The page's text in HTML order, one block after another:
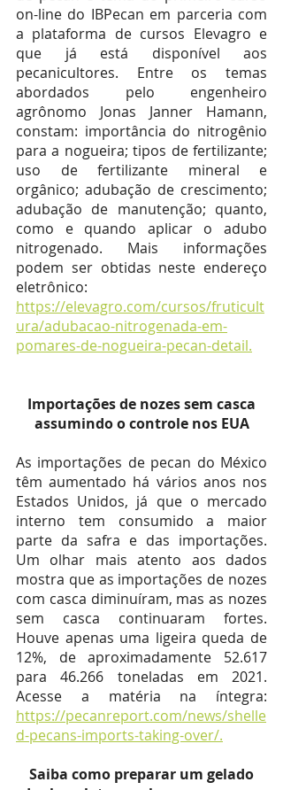
on-line do IBPecan em parceria com
a plataforma de cursos Elevagro e
que já está disponível aos
pecanicultores. Entre os temas
abordados pelo engenheiro
agrônomo Jonas Janner Hamann,
constam: importância do nitrogênio
para a nogueira; tipos de fertilizante;
uso de fertilizante mineral e
orgânico; adubação de crescimento;
adubação de manutenção; quanto,
como e quando aplicar o adubo
nitrogenado. Mais informações
podem ser obtidas neste endereço
https://elevagro.com/cursos/fruticult
ura/adubacao-nitrogenada-em-
pomares-de-nogueira-pecan-detail.
assumindo o controle nos EUA
As importações de pecan do México
têm aumentado há vários anos nos
Estados Unidos, já que o mercado
interno tem consumido a maior
parte da safra e das importações.
Um olhar mais atento aos dados
mostra que as importações de nozes
com casca diminuíram, mas as nozes
sem casca continuaram fortes.
Houve apenas uma ligeira queda de
12%, de aproximadamente 52.617
para 46.266 toneladas em 2021.
https://pecanreport.com/news/shelle
d-pecans-imports-taking-over/.